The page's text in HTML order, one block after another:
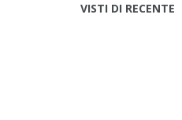
VISTI DI RECENTE